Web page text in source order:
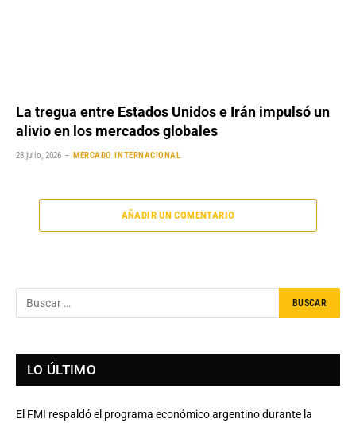
La tregua entre Estados Unidos e Irán impulsó un
alivio en los mercados globales
28 julio, 2026 MERCADO INTERNACIONAL
AÑADIR UN COMENTARIO
LO ÚLTIMO
El FMI respaldó el programa económico argentino durante la